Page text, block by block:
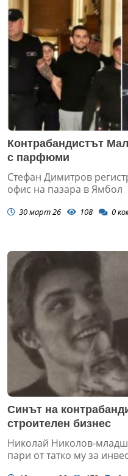
Контрабандистът
с парфюми
Стефан Димитров
офис на пазара в Ямбол
30 март 26 108 0
Синът на
строителен бизнес
Николай Николов-
пари от татко му за